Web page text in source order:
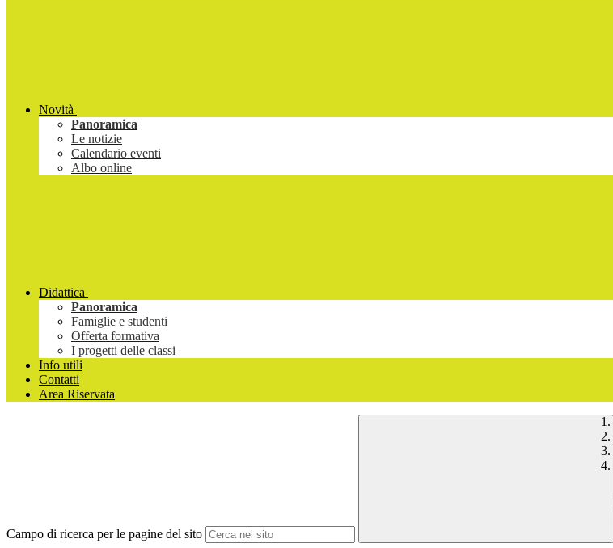
Novità
Panoramica
Le notizie
Calendario eventi
Albo online
Didattica
Panoramica
Famiglie e studenti
Offerta formativa
I progetti delle classi
Info utili
Contatti
Area Riservata
Campo di ricerca per le pagine del sito